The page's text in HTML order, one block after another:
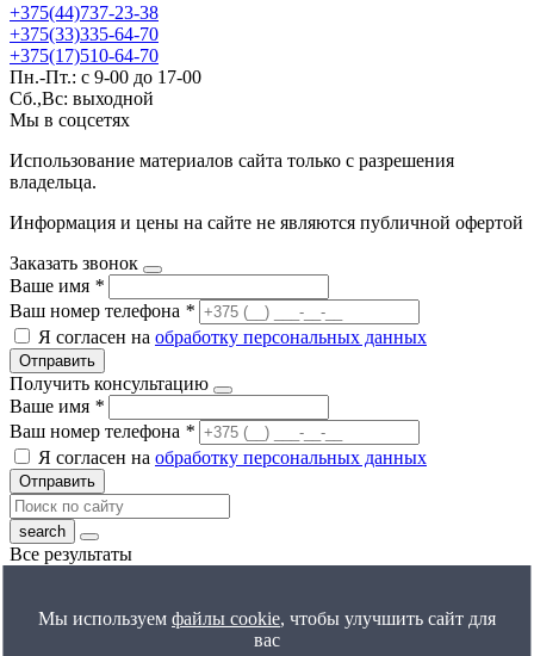
+375(44)737-23-38
+375(33)335-64-70
+375(17)510-64-70
Пн.-Пт.: с 9-00 до 17-00
Сб.,Вс: выходной
Мы в соцсетях
Использование материалов сайта только с разрешения
владельца.
Информация и цены на сайте не являются публичной офертой
Заказать звонок
Ваше имя *
Ваш номер телефона *
Я согласен на обработку персональных данных
Отправить
Получить консультацию
Ваше имя *
Ваш номер телефона *
Я согласен на обработку персональных данных
Отправить
Все результаты
Ваш номер телефона*
обработку персональных данных
Мы используем файлы cookie, чтобы улучшить сайт для
вас